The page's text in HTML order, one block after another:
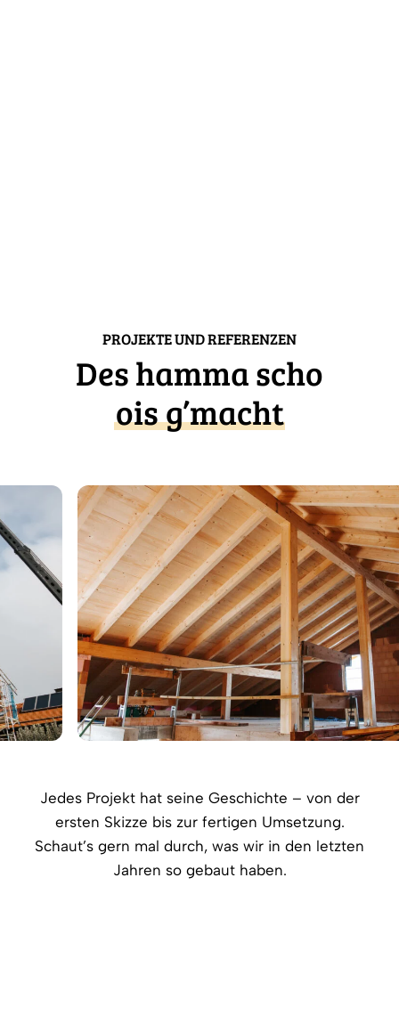
PROJEKTE UND REFERENZEN
Des hamma scho
ois g’macht
Jedes Projekt hat seine Geschichte – von der
ersten Skizze bis zur fertigen Umsetzung.
Schaut’s gern mal durch, was wir in den letzten
Jahren so gebaut haben.